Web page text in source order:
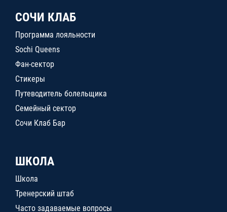
СОЧИ КЛАБ
Программа лояльности
Sochi Queens
Фан-сектор
Стикеры
Путеводитель болельщика
Семейный сектор
Сочи Клаб Бар
ШКОЛА
Школа
Тренерский штаб
Часто задаваемые вопросы